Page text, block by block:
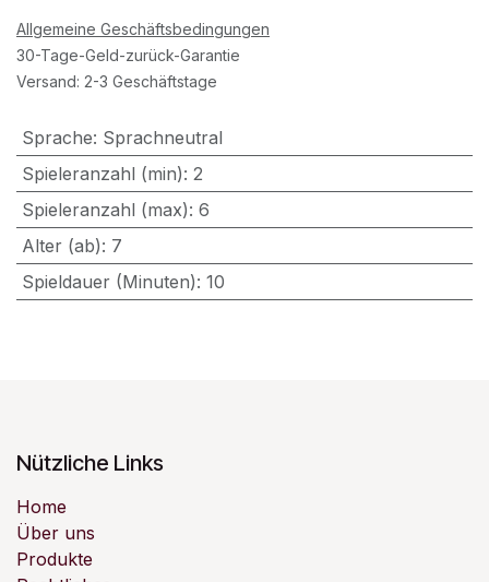
Allgemeine Geschäftsbedingungen
30-Tage-Geld-zurück-Garantie
Versand: 2-3 Geschäftstage
Sprache: Sprachneutral
Spieleranzahl (min): 2
Spieleranzahl (max): 6
Alter (ab): 7
Spieldauer (Minuten): 10
Nützliche Links
Home
Über uns
Produkte